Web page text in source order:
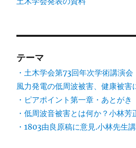
テーマ
・土木学会第73回年次学術講演会
風力発電の低周波被害、健康被害
・ピアポイント第一章・あとがき
・低周波音被害とは何か？小林芳
・1803由良原稿に意見.小林先生